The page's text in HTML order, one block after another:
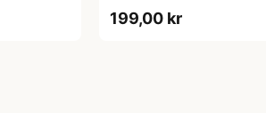
199,00 kr